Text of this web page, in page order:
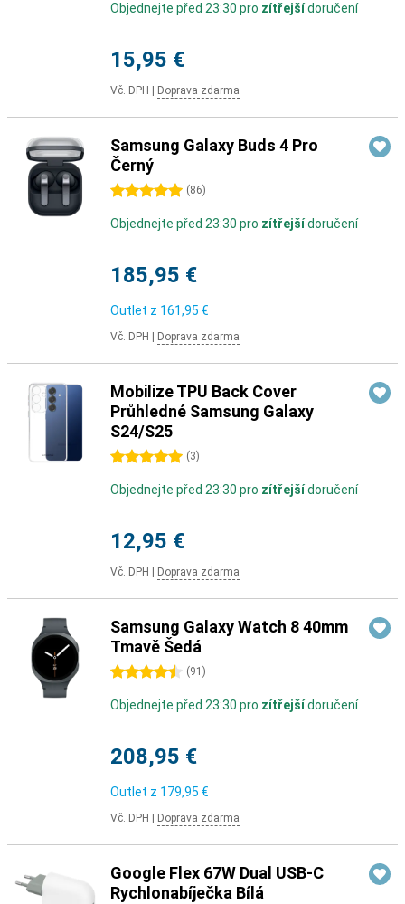
Objednejte před 23:30 pro zítřejšídoručení
15,95 €
Vč. DPH Doprava zdarma
Samsung Galaxy Buds 4 Pro
Černý
5 hvězdičky (86)
Objednejte před 23:30 pro zítřejšídoručení
185,95 €
Outlet z 161,95 €
Vč. DPH Doprava zdarma
Mobilize TPU Back Cover
Průhledné Samsung Galaxy
S24/S25
5 hvězdičky (3)
Objednejte před 23:30 pro zítřejšídoručení
12,95 €
Vč. DPH Doprava zdarma
Samsung Galaxy Watch 8 40mm
Tmavě Šedá
4.5 hvězdičky(91 )
Objednejte před 23:30 pro zítřejšídoručení
208,95 €
Outlet z 179,95 €
Vč. DPH Doprava zdarma
Google Flex 67W Dual USB-C
Rychlonabíječka Bílá